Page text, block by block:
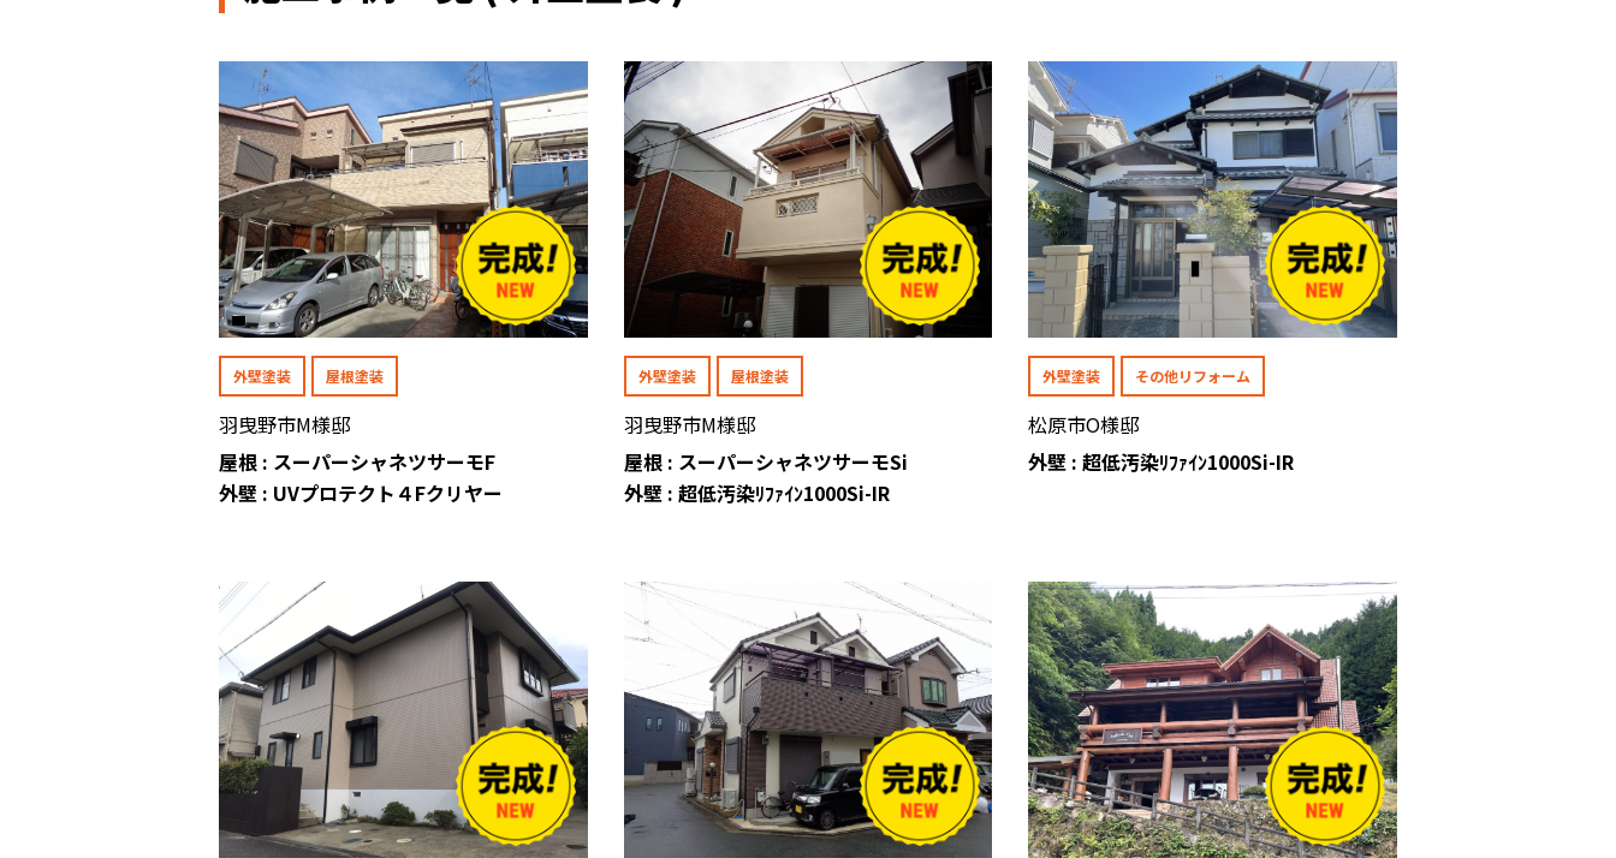
外壁塗装 屋根塗装
羽曳野市M様邸
屋根 : スーパーシャネツサーモF
外壁 : UVプロテクト４Fクリヤー
外壁塗装 屋根塗装
羽曳野市M様邸
屋根 : スーパーシャネツサーモSi
外壁 : 超低汚染ﾘﾌｧｲﾝ1000Si-IR
外壁塗装 その他リフォーム
松原市O様邸
外壁 : 超低汚染ﾘﾌｧｲﾝ1000Si-IR